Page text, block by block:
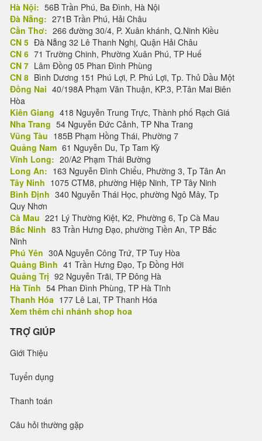
Hà Nội: 56B Trần Phú, Ba Đình, Hà Nội
Đà Nẵng: 271B Trần Phú, Hải Châu
Cần Thơ: 266 đường 30/4, P. Xuân khánh, Q.Ninh Kiều
CN 5 Đà Nẵng 32 Lê Thanh Nghị, Quận Hải Châu
CN 6 71 Trường Chinh, Phường Xuân Phú, TP Huế
CN 7 Lâm Đồng 05 Phan Đình Phùng
CN 8 Bình Dương 151 Phú Lợi, P. Phú Lợi, Tp. Thủ Dầu Một
Đồng Nai 40/198A Phạm Văn Thuận, KP.3, P.Tân Mai Biên
Hòa
Kiên Giang 418 Nguyễn Trung Trực, Thành phố Rạch Giá
Nha Trang 54 Nguyễn Đức Cảnh, TP Nha Trang
Vũng Tàu 185B Phạm Hồng Thái, Phường 7
Quảng Nam 61 Nguyễn Du, Tp Tam Kỳ
Vĩnh Long: 20/A2 Phạm Thái Bường
Long An: 163 Nguyễn Đình Chiểu, Phường 3, Tp Tân An
Tây Ninh 1075 CTM8, phường Hiệp Ninh, TP Tây Ninh
Bình Định 340 Nguyễn Thái Học, phường Ngô Mây, Tp
Quy Nhơn
Cà Mau 221 Lý Thường Kiệt, K2, Phường 6, Tp Cà Mau
Bắc Ninh 83 Trần Hưng Đạo, phường Tiền An, TP Bắc
Ninh
Phú Yên 30A Nguyễn Công Trứ, TP Tuy Hòa
Quảng Bình 41 Trần Hưng Đạo, Tp Đồng Hới
Quảng Trị 92 Nguyễn Trãi, TP Đông Hà
Hà Tĩnh 54 Phan Đình Phùng, TP Hà Tĩnh
Thanh Hóa 177 Lê Lai, TP Thanh Hóa
Xem thêm chi nhánh shop hoa
TRỢ GIÚP
Giới Thiệu
Tuyển dụng
Thanh toán
Câu hỏi thường gặp